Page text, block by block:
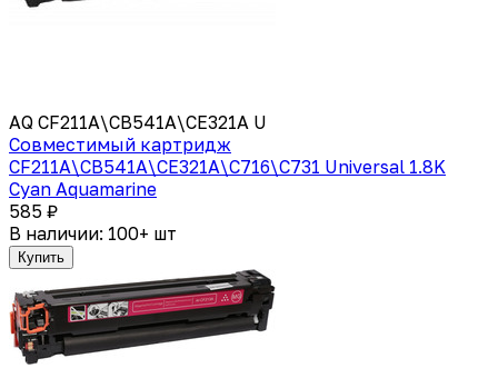
AQ CF211A\CB541A\CE321A U
Совместимый картридж
CF211A\CB541A\CE321A\C716\C731 Universal 1.8K
Cyan Aquamarine
585 ₽
В наличии: 100+ шт
Купить